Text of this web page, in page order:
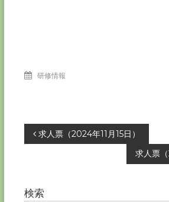
研修情報
投
ナ
求人票（2024年11月15日）
求人票
検索